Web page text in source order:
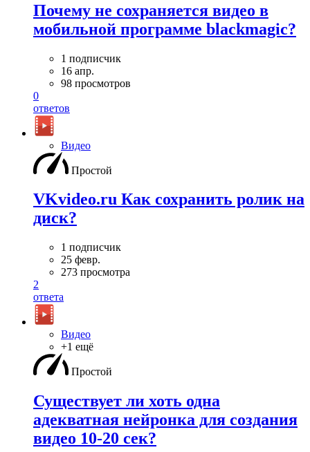
Почему не сохраняется видео в
мобильной программе blackmagic?
1 подписчик
16 апр.
98 просмотров
0
ответов
Видео
Простой
VKvideo.ru Как сохранить ролик на
диск?
1 подписчик
25 февр.
273 просмотра
2
ответа
Видео
+1 ещё
Простой
Существует ли хоть одна
адекватная нейронка для создания
видео 10-20 сек?